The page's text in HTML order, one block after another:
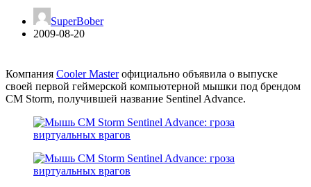
SuperBober
2009-08-20
Компания Cooler Masterофициально объявила о выпуске
своей первой геймерской компьютерной мышки под брендом
CM Storm, получившей название Sentinel Advance.